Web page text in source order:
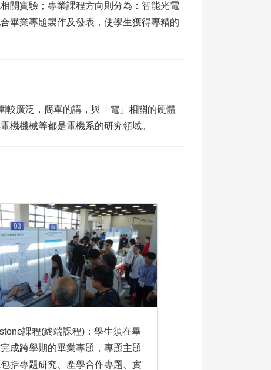
關實驗；專業課程方向則分為：智能光電
畢業專題製作及發表，使學生獲得專精的
較廣泛，簡單的講，與「電」相關的硬體
機機械等都是電機系的研究領域。
課程(終端課程)：學生須在畢
成跨學期的畢業專題，專題主題
括專題研究、產學合作專題、實